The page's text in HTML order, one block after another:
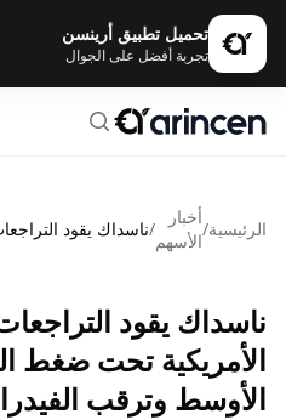
تحميل تطبيق أرينسن
تجربة أفضل على الجوال
الرئيسية/
أخبار
الأسهم
/
ناسداك يقود
الأمريكية تحت ضغط
الأوسط وترقب